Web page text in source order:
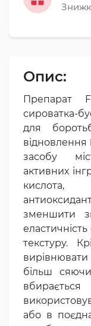
Опис:
Препарат
сироватка-
для
відновлення
засобу
активних
кислота,
зменшити
текстуру.
більш
або в